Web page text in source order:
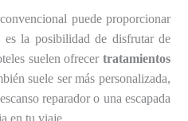
puede proporcionar
es la posibilidad de disfrutar de
suelen ofrecertratamientos
suele ser más personalizada,
reparador o una escapada